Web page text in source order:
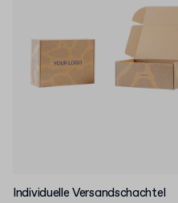
Individuelle Versandschachtel